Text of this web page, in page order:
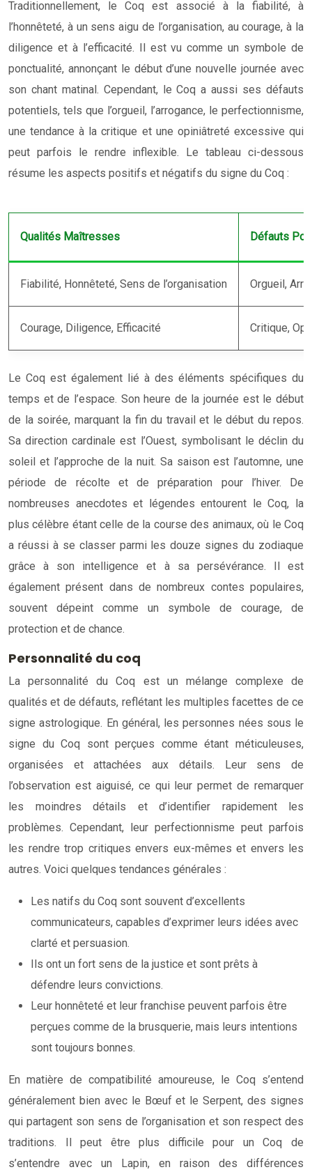
Traditionnellement, le Coq est associé à la fiabilité, à
l’honnêteté, à un sens aigu de l’organisation, au courage, à la
diligence et à l’efficacité. Il est vu comme un symbole de
ponctualité, annonçant le début d’une nouvelle journée avec
son chant matinal. Cependant, le Coq a aussi ses défauts
potentiels, tels que l’orgueil, l’arrogance, le perfectionnisme,
une tendance à la critique et une opiniâtreté excessive qui
peut parfois le rendre inflexible. Le tableau ci-dessous
résume les aspects positifs et négatifs du signe du Coq :
Qualités Maîtresses Défauts
Fiabilité, Honnêteté, Sens de l’organisation Orgueil,
Courage, Diligence, Efficacité Critique,
Le Coq est également lié à des éléments spécifiques du
temps et de l’espace. Son heure de la journée est le début
de la soirée, marquant la fin du travail et le début du repos.
Sa direction cardinale est l’Ouest, symbolisant le déclin du
soleil et l’approche de la nuit. Sa saison est l’automne, une
période de récolte et de préparation pour l’hiver. De
nombreuses anecdotes et légendes entourent le Coq, la
plus célèbre étant celle de la course des animaux, où le Coq
a réussi à se classer parmi les douze signes du zodiaque
grâce à son intelligence et à sa persévérance. Il est
également présent dans de nombreux contes populaires,
souvent dépeint comme un symbole de courage, de
protection et de chance.
Personnalité du coq
La personnalité du Coq est un mélange complexe de
qualités et de défauts, reflétant les multiples facettes de ce
signe astrologique. En général, les personnes nées sous le
signe du Coq sont perçues comme étant méticuleuses,
organisées et attachées aux détails. Leur sens de
l’observation est aiguisé, ce qui leur permet de remarquer
les moindres détails et d’identifier rapidement les
problèmes. Cependant, leur perfectionnisme peut parfois
les rendre trop critiques envers eux-mêmes et envers les
autres. Voici quelques tendances générales :
Les natifs du Coq sont souvent d’excellents
communicateurs, capables d’exprimer leurs idées avec
clarté et persuasion.
Ils ont un fort sens de la justice et sont prêts à
défendre leurs convictions.
Leur honnêteté et leur franchise peuvent parfois être
perçues comme de la brusquerie, mais leurs intentions
sont toujours bonnes.
En matière de compatibilité amoureuse, le Coq s’entend
généralement bien avec le Bœuf et le Serpent, des signes
qui partagent son sens de l’organisation et son respect des
traditions. Il peut être plus difficile pour un Coq de
s’entendre avec un Lapin, en raison des différences